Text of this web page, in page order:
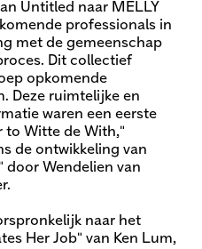
Untitled naar MELLY
professionals in
met de gemeenschap
Dit collectief
opkomende
Deze ruimtelijke en
waren een eerste
to Witte de With,"
de ontwikkeling van
door Wendelien van
naar het
Her Job" van Ken Lum,